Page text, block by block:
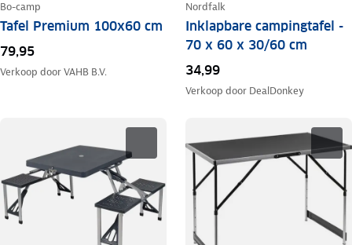
Bo-camp
Tafel Premium 100x60 cm
79,95
Verkoop doorVAHB B.V.
Nordfalk
Inklapbare campingtafel -
70 x 60 x 30/60 cm
34,99
Verkoop door DealDonkey